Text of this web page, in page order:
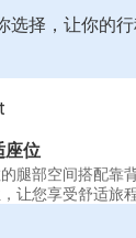
选择，让你的行
座位
腿部空间搭配靠
让您享受舒适旅